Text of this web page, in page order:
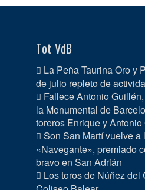
Tot VdB
La Peña Taurina Oro y
de julio repleto de
Fallece Antonio
la Monumental de
toreros Enrique y Antonio
Son San Martí vuelve a
«Navegante», premiado
bravo en San Adrián
Los toros de Núñez